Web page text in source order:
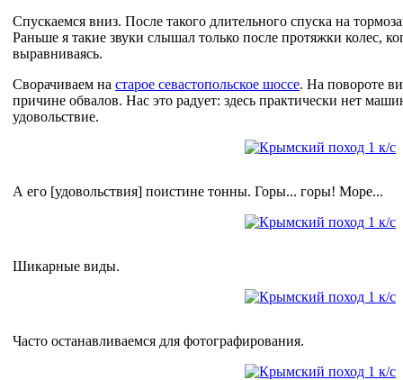
Спускаемся вниз. После такого длительного спуска на
Раньше я такие звуки слышал только после протяжки колес,
выравниваясь.
Сворачиваем на старое севастопольское шоссе. На повороте
причине обвалов. Нас это радует: здесь практически нет
удовольствие.
А его [удовольствия] поистине тонны. Горы... горы! Море...
Шикарные виды.
Часто останавливаемся для фотографирования.